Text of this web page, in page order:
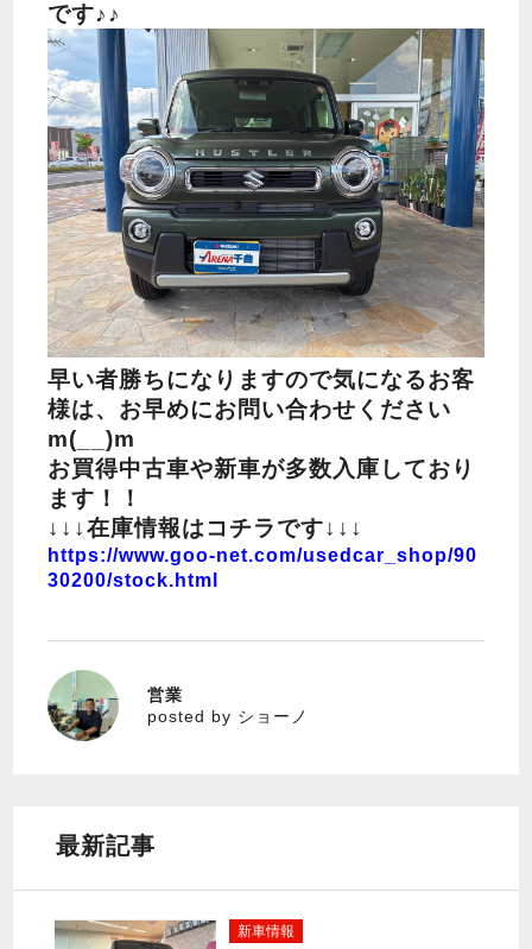
です♪♪
早い者勝ちになりますので気になるお客
様は、お早めにお問い合わせください
m(__)m
お買得中古車や新車が多数入庫しており
ます！！
↓↓↓在庫情報はコチラです↓↓↓
https://www.goo-net.com/usedcar_shop/90
30200/stock.html
ショーノ
営業
posted by ショーノ
最新記事
新車情報